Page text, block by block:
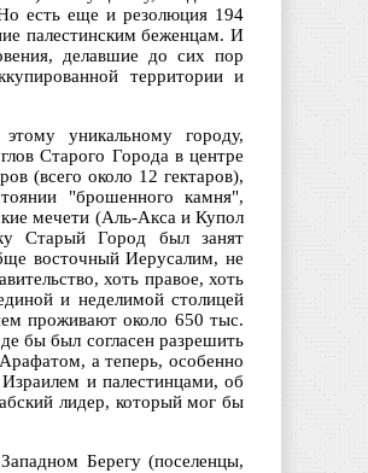
есть еще и резолюция 194
палестинским беженцам. И
делавшие до сих пор
территории и
уникальному городу,
Старого Города в центре
(всего около 12 гектаров),
"брошенного камня",
мечети (Аль-Акса и Купол
Старый Город был занят
восточный Иерусалим, не
хоть правое, хоть
и неделимой столицей
проживают около 650 тыс.
бы был согласен разрешить
а теперь, особенно
и палестинцами, об
лидер, который мог бы
Берегу (поселенцы,